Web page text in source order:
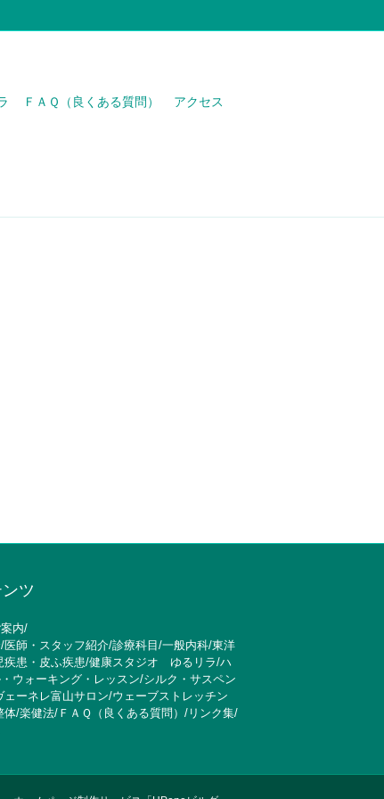
ＦＡＱ（良くある質問） アクセス
ツ
内/
/医師・スタッフ紹介/診療科目 /一般内科/東洋
疾患・皮ふ疾患/健康スタジオ ゆるリラ/ハ
ウォーキング・レッスン/シルク・サスペン
ェーネレ富山サロン/ウェーブストレッチン
体/楽健法/ ＦＡＱ（良くある質問） / リンク集/